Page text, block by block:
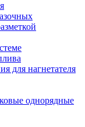
для нагнетателя
однорядные